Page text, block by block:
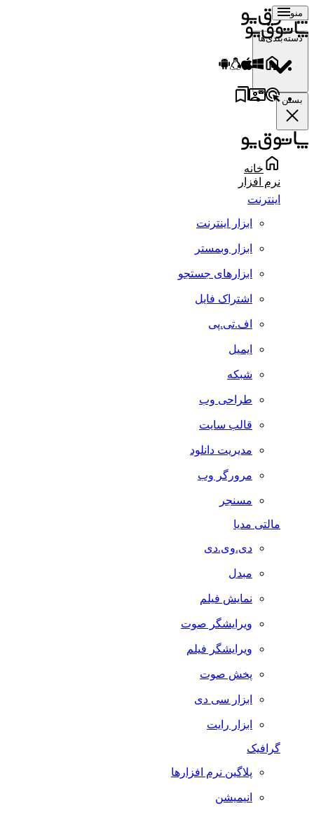
منو
دسته‌بندی‌ها
بستن
خانه
نرم افزار
اینترنت
ابزار اینترنت
ابزار وبمستر
ابزارهای جستجو
اشتراک فایل
اف.تی.پی
ایمیل
شبکه
طراحی وب
قالب سایت
مدیریت دانلود
مرورگر وب
مسنجر
مالتی مدیا
دی.وی.دی
مبدل
نمایش فیلم
ویرایشگر صوت
ویرایشگر فیلم
پخش صوت
ابزار سی دی
ابزار رایت
گرافیک
پلاگین نرم افزارها
انیمیشن